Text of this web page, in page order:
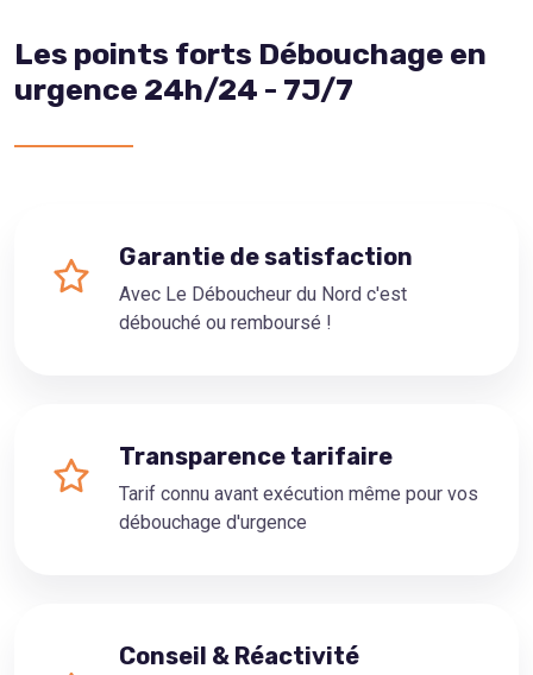
Les points forts Débouchage en
urgence 24h/24 - 7J/7
Garantie de satisfaction
Avec Le Déboucheur du Nord c'est
débouché ou remboursé !
Transparence tarifaire
Tarif connu avant exécution même pour vos
débouchage d'urgence
Conseil & Réactivité